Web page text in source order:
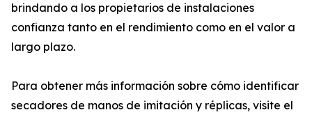
brindando a los propietarios de instalaciones
confianza tanto en el rendimiento como en el valor a
largo plazo.
Para obtener más información sobre cómo identificar
secadores de manos de imitación y réplicas, visite el